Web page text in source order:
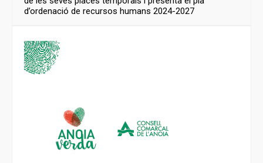
d’ordenació de recursos humans 2024-2027